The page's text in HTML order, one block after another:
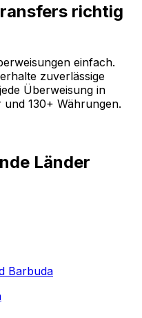
richtig
einfach.
zuverlässige
Überweisung in
und 130+ Währungen.
Länder
Barbuda